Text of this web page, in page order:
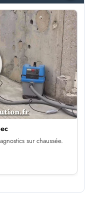
sur chaussée.